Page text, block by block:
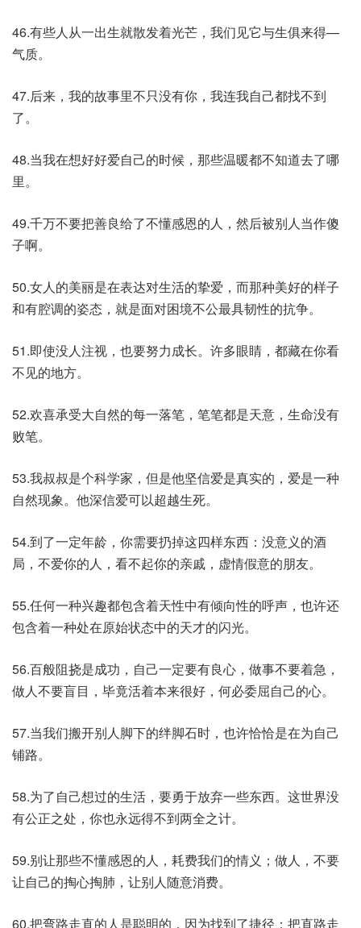
46.有些人从一出生就散发着光芒，我们见它与生俱来得—
气质。
47.后来，我的故事里不只没有你，我连我自己都找不到
了。
48.当我在想好好爱自己的时候，那些温暖都不知道去了哪
里。
49.千万不要把善良给了不懂感恩的人，然后被别人当作傻
子啊。
50.女人的美丽是在表达对生活的挚爱，而那种美好的样子
和有腔调的姿态，就是面对困境不公最具韧性的抗争。
51.即使没人注视，也要努力成长。许多眼睛，都藏在你看
不见的地方。
52.欢喜承受大自然的每一落笔，笔笔都是天意，生命没有
败笔。
53.我叔叔是个科学家，但是他坚信爱是真实的，爱是一种
自然现象。他深信爱可以超越生死。
54.到了一定年龄，你需要扔掉这四样东西：没意义的酒
局，不爱你的人，看不起你的亲戚，虚情假意的朋友。
55.任何一种兴趣都包含着天性中有倾向性的呼声，也许还
包含着一种处在原始状态中的天才的闪光。
56.百般阻挠是成功，自己一定要有良心，做事不要着急，
做人不要盲目，毕竟活着本来很好，何必委屈自己的心。
57.当我们搬开别人脚下的绊脚石时，也许恰恰是在为自己
铺路。
58.为了自己想过的生活，要勇于放弃一些东西。这世界没
有公正之处，你也永远得不到两全之计。
59.别让那些不懂感恩的人，耗费我们的情义；做人，不要
让自己的掏心掏肺，让别人随意消费。
60.把弯路走直的人是聪明的，因为找到了捷径；把直路走